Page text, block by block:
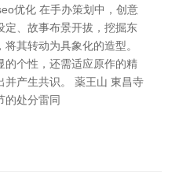
优化 在手办策划中，创意
定、故事布景开拔，挖掘东
其转动为具象化的造型。
的个性，还需适应原作的精
并产生共识。 薬王山 東昌寺
的处分雷同